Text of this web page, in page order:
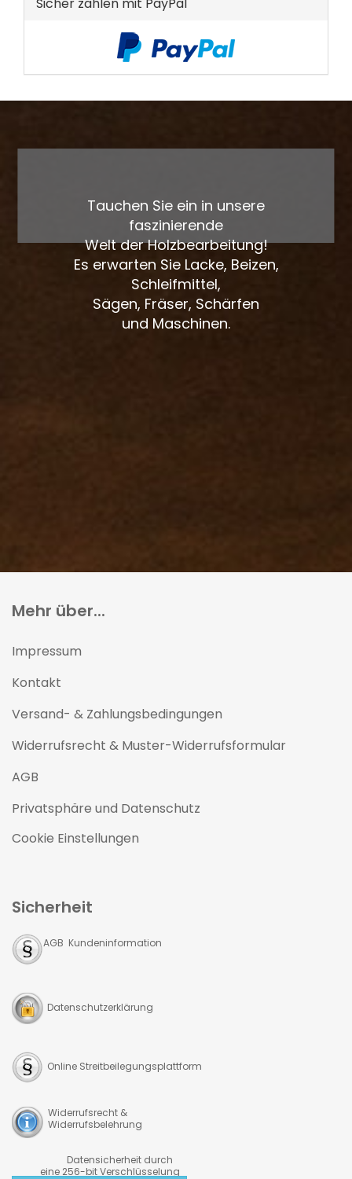
Tauchen Sie ein in unsere
faszinierende
Welt der Holzbearbeitung!
Es erwarten Sie Lacke, Beizen,
Schleifmittel,
Sägen, Fräser, Schärfen
und Maschinen.
Mehr über...
Impressum
Kontakt
Versand- & Zahlungsbedingungen
Widerrufsrecht & Muster-Widerrufsformular
AGB
Privatsphäre und Datenschutz
Cookie Einstellungen
Sicherheit
AGB Kundeninformation
Datenschutzerklärung
Online Streitbeilegungsplattform
Widerrufsrecht &
Widerrufsbelehrung
Datensicherheit durch
eine 256-bit Verschlüsselung